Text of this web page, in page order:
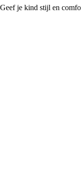
Geef je kind stijl en